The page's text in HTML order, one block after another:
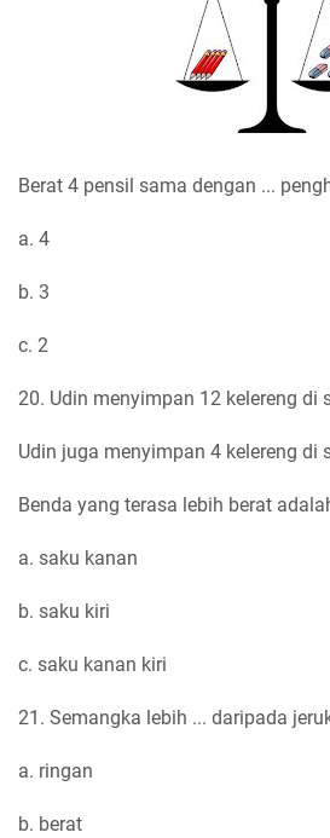
Berat 4 pensil sama dengan ...
a. 4
b. 3
c. 2
20. Udin menyimpan 12 kelereng di
Udin juga menyimpan 4 kelereng di
Benda yang terasa lebih berat
a. saku kanan
b. saku kiri
c. saku kanan kiri
21. Semangka lebih ... daripada
a. ringan
b. berat